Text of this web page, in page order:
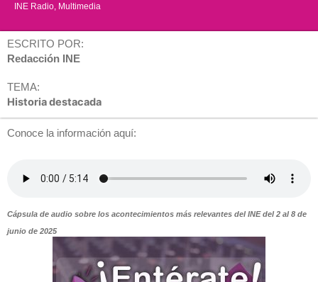
INE Radio Multimedia
ESCRITO POR:
Redacción INE
TEMA:
Historia destacada
Conoce la información aquí:
Cápsula de audio sobre los acontecimientos más relevantes del INE del 2 al 8 de
junio de 2025